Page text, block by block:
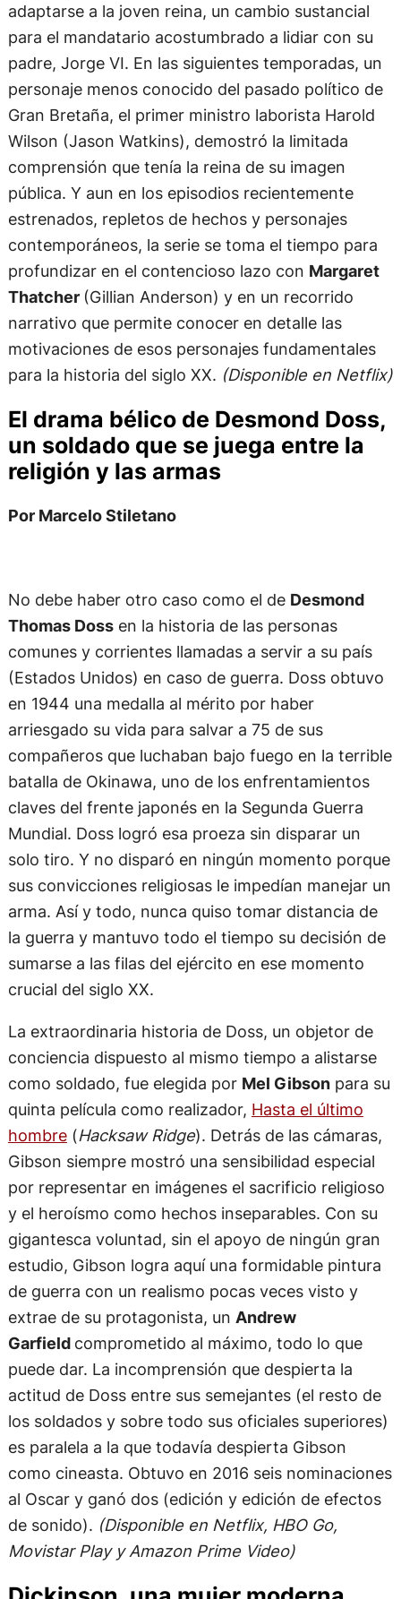
adaptarse a la joven reina, un cambio sustancial
para el mandatario acostumbrado a lidiar con su
padre, Jorge VI. En las siguientes temporadas, un
personaje menos conocido del pasado político de
Gran Bretaña, el primer ministro laborista Harold
Wilson (Jason Watkins), demostró la limitada
comprensión que tenía la reina de su imagen
pública. Y aun en los episodios recientemente
estrenados, repletos de hechos y personajes
contemporáneos, la serie se toma el tiempo para
profundizar en el contencioso lazo con Margaret
Thatcher (Gillian Anderson) y en un recorrido
narrativo que permite conocer en detalle las
motivaciones de esos personajes fundamentales
para la historia del siglo XX. (Disponible en Netflix)
El drama bélico de Desmond Doss,
un soldado que se juega entre la
religión y las armas
Por Marcelo Stiletano
No debe haber otro caso como el de Desmond
Thomas Dossen la historia de las personas
comunes y corrientes llamadas a servir a su país
(Estados Unidos) en caso de guerra. Doss obtuvo
en 1944 una medalla al mérito por haber
arriesgado su vida para salvar a 75 de sus
compañeros que luchaban bajo fuego en la terrible
batalla de Okinawa, uno de los enfrentamientos
claves del frente japonés en la Segunda Guerra
Mundial. Doss logró esa proeza sin disparar un
solo tiro. Y no disparó en ningún momento porque
sus convicciones religiosas le impedían manejar un
arma. Así y todo, nunca quiso tomar distancia de
la guerra y mantuvo todo el tiempo su decisión de
sumarse a las filas del ejército en ese momento
crucial del siglo XX.
La extraordinaria historia de Doss, un objetor de
conciencia dispuesto al mismo tiempo a alistarse
como soldado, fue elegida por Mel Gibsonpara su
quinta película como realizador, Hasta el último
hombre(Hacksaw Ridge). Detrás de las cámaras,
Gibson siempre mostró una sensibilidad especial
por representar en imágenes el sacrificio religioso
y el heroísmo como hechos inseparables. Con su
gigantesca voluntad, sin el apoyo de ningún gran
estudio, Gibson logra aquí una formidable pintura
de guerra con un realismo pocas veces visto y
extrae de su protagonista, un Andrew
Garfield comprometido al máximo, todo lo que
puede dar. La incomprensión que despierta la
actitud de Doss entre sus semejantes (el resto de
los soldados y sobre todo sus oficiales superiores)
es paralela a la que todavía despierta Gibson
como cineasta. Obtuvo en 2016 seis nominaciones
al Oscar y ganó dos (edición y edición de efectos
de sonido). (Disponible en Netflix, HBO Go,
Movistar Play y Amazon Prime Video)